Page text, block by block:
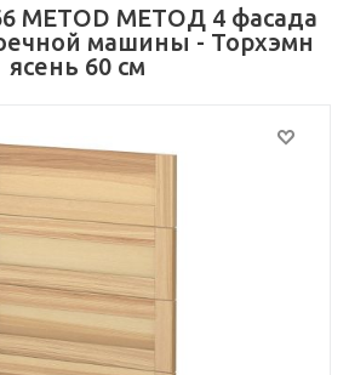
METOD МЕТОД 4 фасада
машины - Торхэмн
ясень 60 см